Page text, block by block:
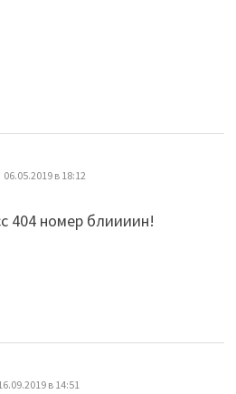
06.05.2019 в 18:12
404 номер блиииин!
в 14:51